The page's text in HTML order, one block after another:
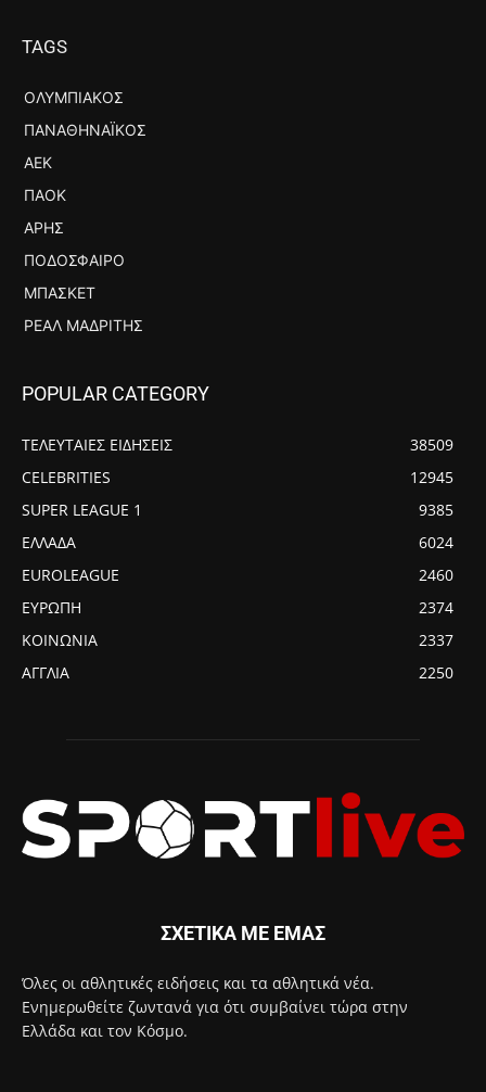
TAGS
ΟΛΥΜΠΙΑΚΌΣ
ΠΑΝΑΘΗΝΑΪΚΌΣ
ΑΕΚ
ΠΑΟΚ
ΆΡΗΣ
ΠΟΔΌΣΦΑΙΡΟ
ΜΠΆΣΚΕΤ
ΡΕΆΛ ΜΑΔΡΊΤΗΣ
POPULAR CATEGORY
ΤΕΛΕΥΤΑΙΕΣ ΕΙΔΗΣΕΙΣ
38509
CELEBRITIES
12945
SUPER LEAGUE 1
9385
ΕΛΛΑΔΑ
6024
EUROLEAGUE
2460
ΕΥΡΩΠΗ
2374
ΚΟΙΝΩΝΙΑ
2337
ΑΓΓΛΙΑ
2250
ΣΧΕΤΙΚΑ ΜΕ ΕΜΑΣ
Όλες οι αθλητικές ειδήσεις και τα αθλητικά νέα.
Ενημερωθείτε ζωντανά για ότι συμβαίνει τώρα στην
Ελλάδα και τον Κόσμο.